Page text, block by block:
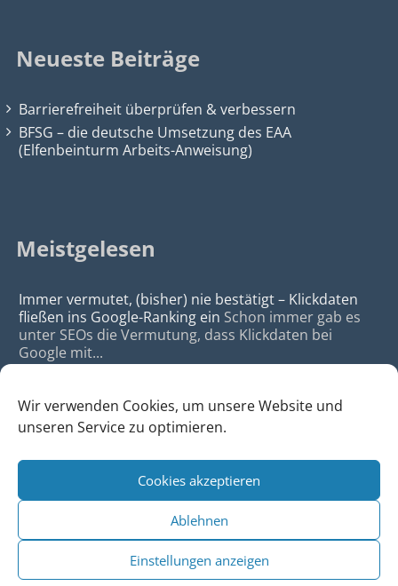
Wir verwenden Cookies, um unsere Website und
unseren Service zu optimieren.
Cookies akzeptieren
Ablehnen
Einstellungen anzeigen
Neueste Beiträge
Barrierefreiheit überprüfen & verbessern
BFSG – die deutsche Umsetzung des EAA
(Elfenbeinturm Arbeits-Anweisung)
Meistgelesen
Immer vermutet, (bisher) nie bestätigt – Klickdaten
fließen ins Google-Ranking ein Schon immer gab es
unter SEOs die Vermutung, dass Klickdaten bei
Google mit...
da Agency - Webagentur für Webdesign & SEO, Köln
•Webdesign Köln|SEO Köln|Sitemap|Impressum
|Datenschutz